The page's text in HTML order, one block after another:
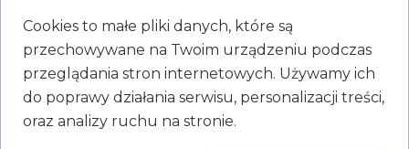
Warunkowe umorzenie
postępowania – pomoc adwokata
Kancelaria Adwokacka Gdańsk
zajmuje się sprawami o warunkowe umorzenie
Cookies to małe pliki danych, które są
przechowywane na Twoim urządzeniu podczas
przeglądania stron internetowych. Używamy ich
do poprawy działania serwisu, personalizacji treści,
oraz analizy ruchu na stronie.